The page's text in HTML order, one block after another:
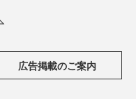
広告掲載のご案内